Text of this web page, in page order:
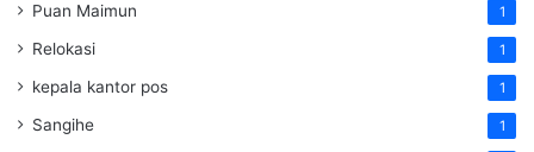
Puan Maimun 1
Relokasi 1
kepala kantor pos 1
Sangihe 1